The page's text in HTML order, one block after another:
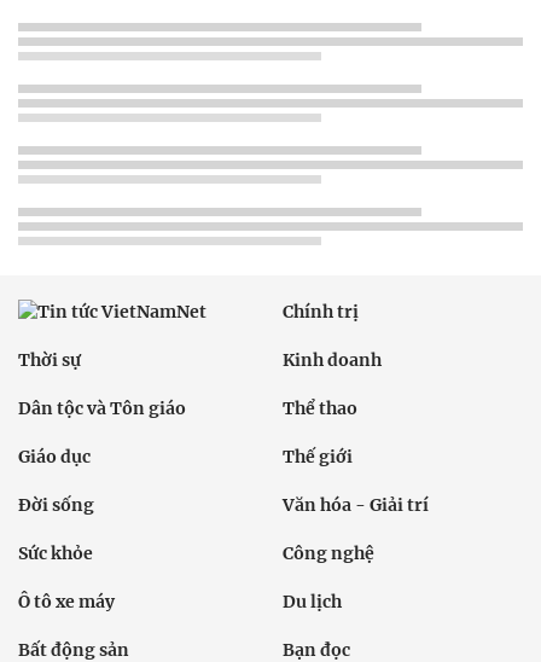
Chính trị
Thời sự Kinh doanh
Dân tộc và Tôn giáo Thể thao
Giáo dục Thế giới
Đời sống Văn hóa - Giải trí
Sức khỏe Công nghệ
Ô tô xe máy Du lịch
Bất động sản Bạn đọc